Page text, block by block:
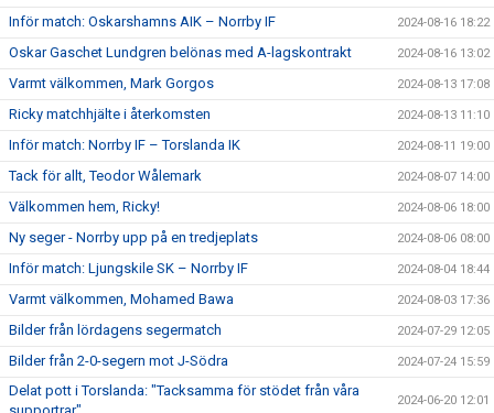
Inför match: Oskarshamns AIK – Norrby IF 2024-08-16 18:22
Oskar Gaschet Lundgren belönas med A-lagskontrakt 2024-08-16 13:02
Varmt välkommen, Mark Gorgos 2024-08-13 17:08
Ricky matchhjälte i återkomsten 2024-08-13 11:10
Inför match: Norrby IF – Torslanda IK 2024-08-11 19:00
Tack för allt, Teodor Wålemark 2024-08-07 14:00
Välkommen hem, Ricky! 2024-08-06 18:00
Ny seger - Norrby upp på en tredjeplats 2024-08-06 08:00
Inför match: Ljungskile SK – Norrby IF 2024-08-04 18:44
Varmt välkommen, Mohamed Bawa 2024-08-03 17:36
Bilder från lördagens segermatch 2024-07-29 12:05
Bilder från 2-0-segern mot J-Södra 2024-07-24 15:59
Delat pott i Torslanda: "Tacksamma för stödet från våra
2024-06-20 12:01